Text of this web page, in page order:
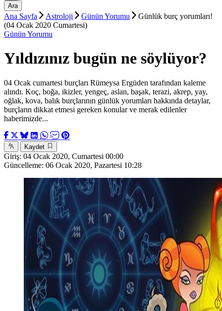
Ara
Ana Sayfa Astroloji Günün Yorumu
Günlük burç yorumları!
(04 Ocak 2020 Cumartesi)
Günün Yorumu
Yıldızınız bugün ne söylüyor?
04 Ocak cumartesi burçları Rümeysa Ergüden tarafından kaleme
alındı. Koç, boğa, ikizler, yengeç, aslan, başak, terazi, akrep, yay,
oğlak, kova, balık burçlarının günlük yorumları hakkında detaylar,
burçların dikkat etmesi gereken konular ve merak edilenler
haberimizde...
Kaydet
Giriş: 04 Ocak 2020, Cumartesi 00:00
Güncelleme: 06 Ocak 2020, Pazartesi 10:28